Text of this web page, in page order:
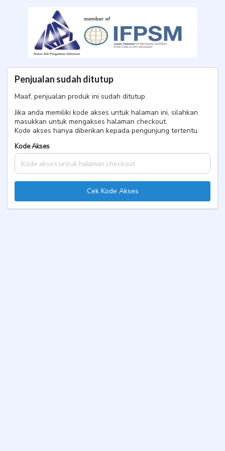
Penjualan sudah ditutup
Maaf, penjualan produk ini sudah ditutup.
Jika anda memiliki kode akses untuk halaman ini, silahkan
masukkan untuk mengakses halaman checkout.
Kode akses hanya diberikan kepada pengunjung tertentu.
Kode Akses
Cek Kode Akses
t**t n***f A*******
RUP & SIRUP 5 – 6 Maret 2026